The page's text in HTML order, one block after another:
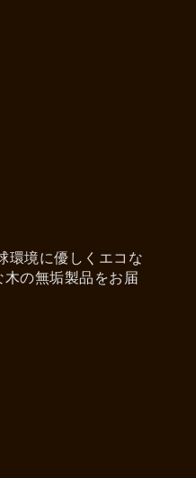
環境に優しくエコな
の無垢製品をお届